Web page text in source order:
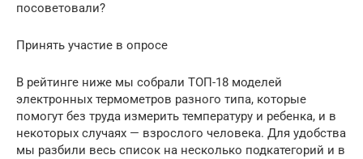
посоветовали?
Принять участие в опросе
В рейтинге ниже мы собрали ТОП-18 моделей
электронных термометров разного типа, которые
помогут без труда измерить температуру и ребенка, и в
некоторых случаях — взрослого человека. Для удобства
мы разбили весь список на несколько подкатегорий и в